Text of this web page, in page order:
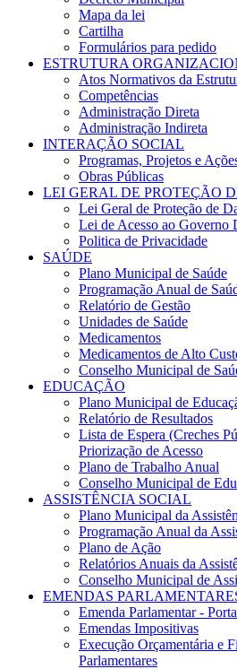
Mapa da lei
Cartilha
Formulários para pedido
ESTRUTURA
Atos Normativos da
Competências
Administração Direta
Administração Indireta
INTERAÇÃO SOCIAL
Programas, Projetos e
Obras Públicas
LEI GERAL DE PROTEÇÃO
Lei Geral de Proteção de
Lei de Acesso ao Governo
Politica de Privacidade
SAÚDE
Plano Municipal de Saúde
Programação Anual de
Relatório de Gestão
Unidades de Saúde
Medicamentos
Medicamentos de Alto
Conselho Municipal de
EDUCAÇÃO
Plano Municipal de
Relatório de Resultados
Lista de Espera (Creches
Priorização de Acesso
Plano de Trabalho Anual
Conselho Municipal de
ASSISTÊNCIA SOCIAL
Plano Municipal da
Programação Anual da
Plano de Ação
Relatórios Anuais da
Conselho Municipal de
EMENDAS
Emenda Parlamentar -
Emendas Impositivas
Execução Orçamentária e
Parlamentares